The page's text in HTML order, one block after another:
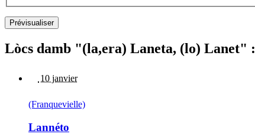
Lòcs damb "(la,era) Laneta, (lo) Lanet" :
10 janvier
(Franquevielle)
Lannéto